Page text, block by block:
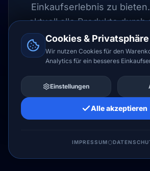
Einkaufserlebnis zu
aktuell alle Produkte durch
Fehler
LIZENZHERO LTD
Cookies & Privatsphäre
Wir nutzen Cookies für den
Analytics für ein besseres
Einstellungen
Alle akzeptieren
IMPRESSUM